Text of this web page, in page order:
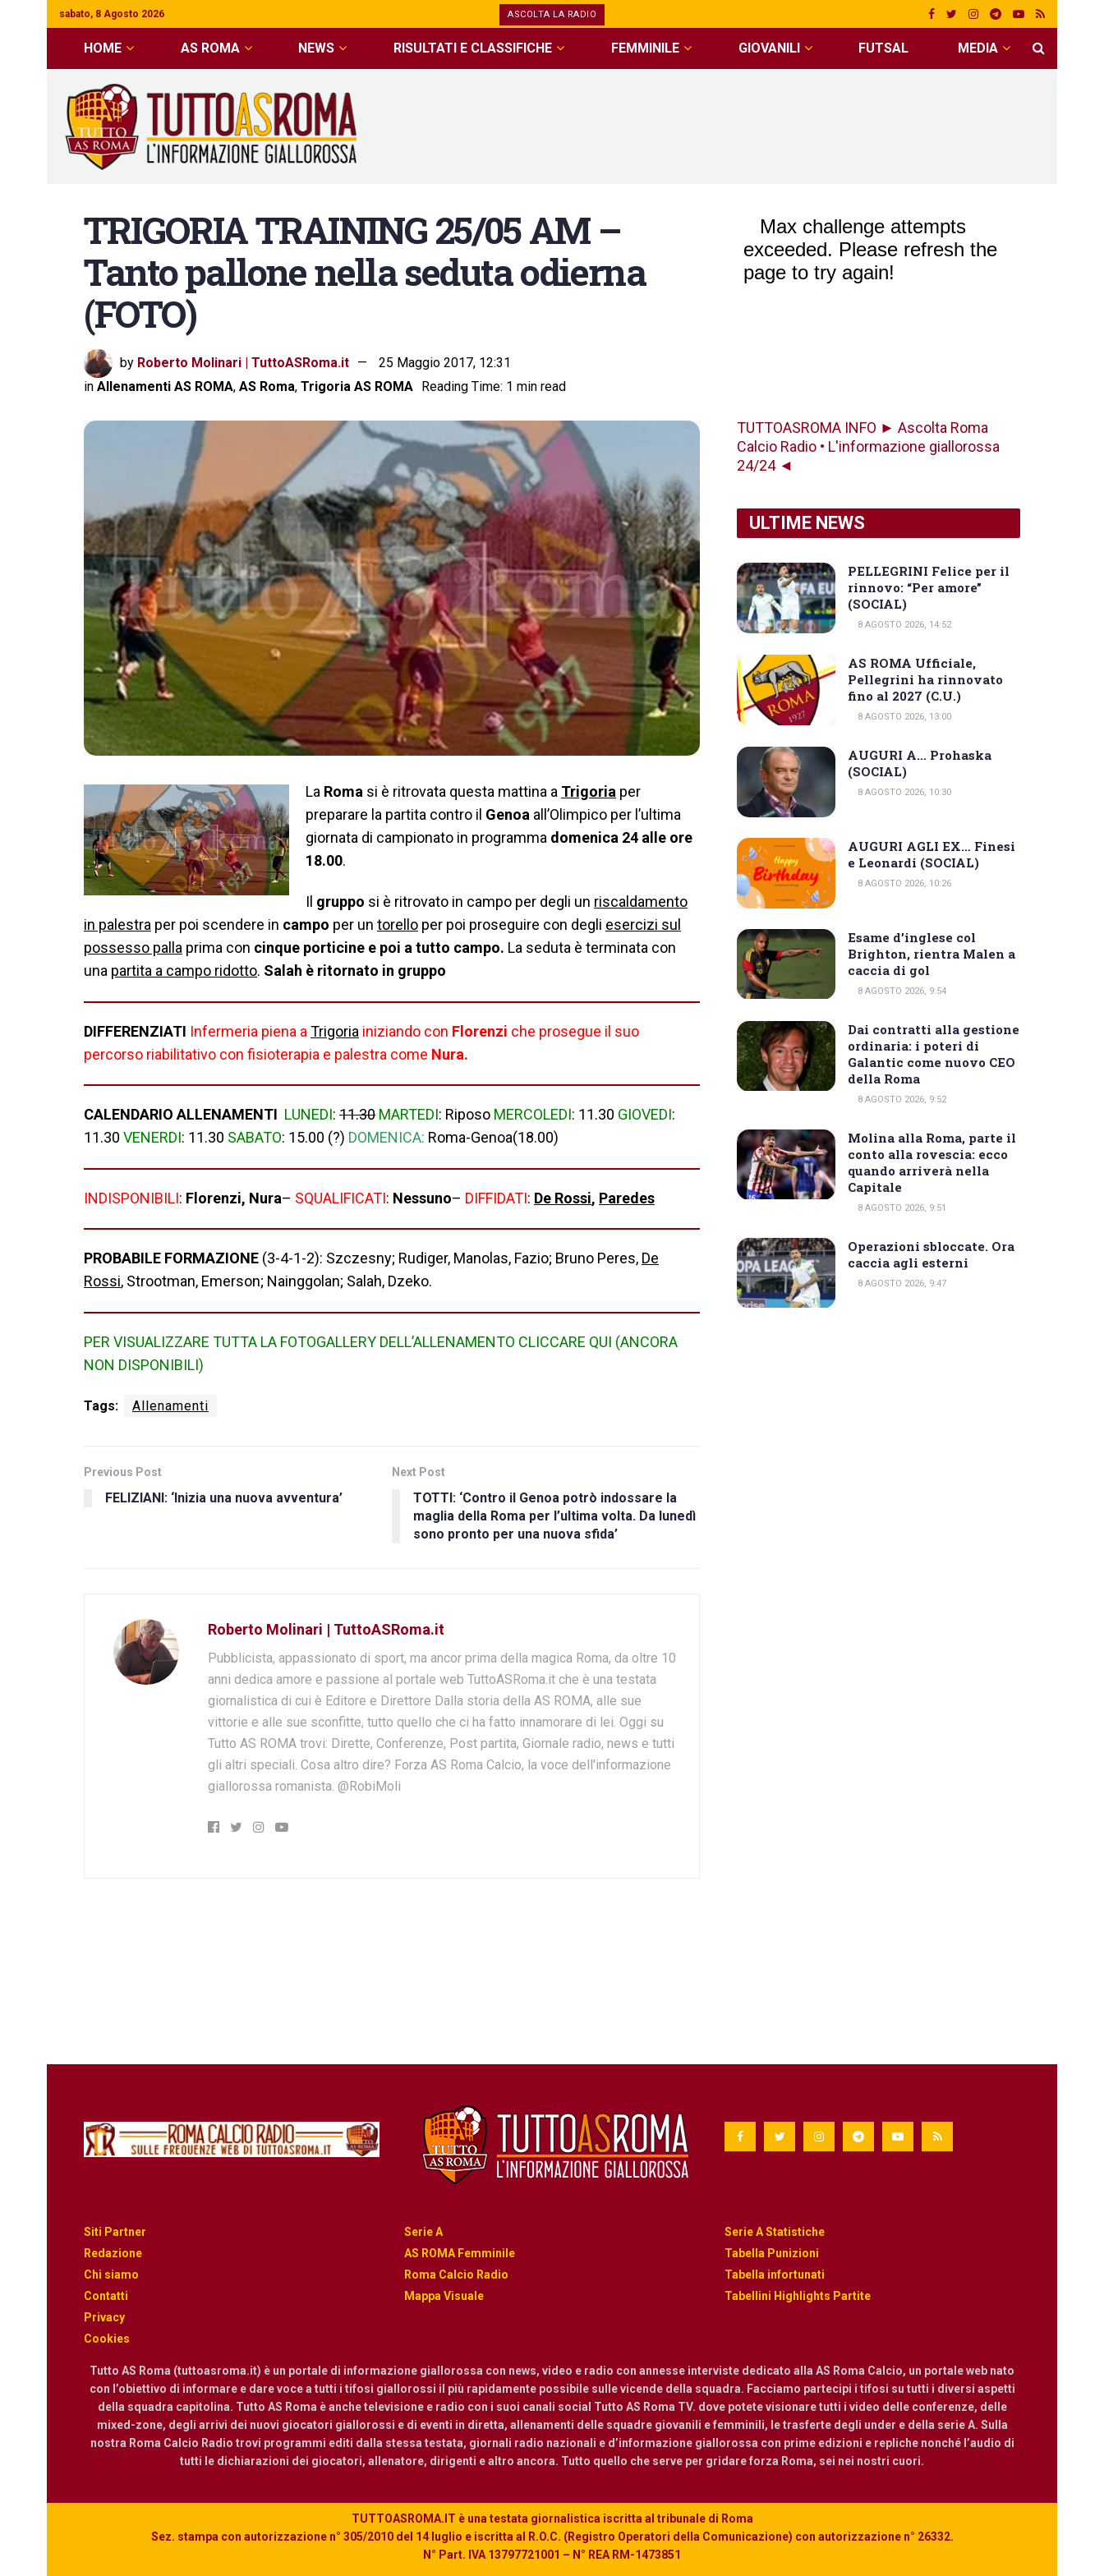
sabato, 8 Agosto 2026 ASCOLTA LA RADIO
HOME AS ROMA NEWS RISULTATI E CLASSIFICHE FEMMINILE GIOVANILI FUTSAL MEDIA
TRIGORIA TRAINING 25/05 AM –
Tanto pallone nella seduta odierna
(FOTO)
by Roberto Molinari | TuttoASRoma.it
25 Maggio 2017, 12:31
in Allenamenti AS ROMA, AS Roma, Trigoria AS ROMA Reading Time: 1 min read
La Roma si è ritrovata questa mattina a Trigoria per
preparare la partita contro il Genoa all’Olimpico per l’ultima
giornata di campionato in programma domenica 24 alle ore
18.00.
Il gruppo si è ritrovato in campo per degli un riscaldamento
in palestra per poi scendere in campo per un torello per poi proseguire con degli esercizi sul
possesso palla prima con cinque porticine e poi a tutto campo. La seduta è terminata con
una partita a campo ridotto. Salah è ritornato in gruppo
DIFFERENZIATI Infermeria piena a Trigoria iniziando con Florenzi che prosegue il suo
percorso riabilitativo con fisioterapia e palestra come Nura.
CALENDARIO ALLENAMENTI LUNEDI: 11.30 MARTEDI: Riposo MERCOLEDI: 11.30 GIOVEDI:
11.30 VENERDI: 11.30 SABATO: 15.00 (?) DOMENICA: Roma-Genoa(18.00)
INDISPONIBILI: Florenzi, Nura– SQUALIFICATI: Nessuno– DIFFIDATI: De Rossi, Paredes
PROBABILE FORMAZIONE (3-4-1-2): Szczesny; Rudiger, Manolas, Fazio; Bruno Peres, De
Rossi, Strootman, Emerson; Nainggolan; Salah, Dzeko.
PER VISUALIZZARE TUTTA LA FOTOGALLERY DELL’ALLENAMENTO CLICCARE QUI (ANCORA
NON DISPONIBILI)
Tags: Allenamenti
Previous Post
FELIZIANI: ‘Inizia una nuova avventura’
Next Post
TOTTI: ‘Contro il Genoa potrò indossare la
maglia della Roma per l’ultima volta. Da lunedì
sono pronto per una nuova sfida’
Roberto Molinari | TuttoASRoma.it
Pubblicista, appassionato di sport, ma ancor prima della magica Roma, da oltre 10
anni dedica amore e passione al portale web TuttoASRoma.it che è una testata
giornalistica di cui è Editore e Direttore Dalla storia della AS ROMA, alle sue
vittorie e alle sue sconfitte, tutto quello che ci ha fatto innamorare di lei. Oggi su
Tutto AS ROMA trovi: Dirette, Conferenze, Post partita, Giornale radio, news e tutti
gli altri speciali. Cosa altro dire? Forza AS Roma Calcio, la voce dell'informazione
giallorossa romanista. @RobiMoli
TUTTOASROMA INFO ► Ascolta Roma
Calcio Radio • L'informazione giallorossa
24/24 ◄
ULTIME NEWS
PELLEGRINI Felice per il
rinnovo: “Per amore”
(SOCIAL)
8 AGOSTO 2026, 14:52
AS ROMA Ufficiale,
Pellegrini ha rinnovato
fino al 2027 (C.U.)
8 AGOSTO 2026, 13:00
AUGURI A… Prohaska
(SOCIAL)
8 AGOSTO 2026, 10:30
AUGURI AGLI EX… Finesi
e Leonardi (SOCIAL)
8 AGOSTO 2026, 10:26
Esame d’inglese col
Brighton, rientra Malen a
caccia di gol
8 AGOSTO 2026, 9:54
Dai contratti alla gestione
ordinaria: i poteri di
Galantic come nuovo CEO
della Roma
8 AGOSTO 2026, 9:52
Molina alla Roma, parte il
conto alla rovescia: ecco
quando arriverà nella
Capitale
8 AGOSTO 2026, 9:51
Operazioni sbloccate. Ora
caccia agli esterni
8 AGOSTO 2026, 9:47
Siti Partner
Redazione
Chi siamo
Contatti
Privacy
Cookies
Serie A
AS ROMA Femminile
Roma Calcio Radio
Mappa Visuale
Serie A Statistiche
Tabella Punizioni
Tabella infortunati
Tabellini Highlights Partite
Tutto AS Roma (tuttoasroma.it) è un portale di informazione giallorossa con news, video e radio con annesse interviste dedicato alla AS Roma Calcio, un portale web nato
con l’obiettivo di informare e dare voce a tutti i tifosi giallorossi il più rapidamente possibile sulle vicende della squadra. Facciamo partecipi i tifosi su tutti i diversi aspetti
della squadra capitolina. Tutto AS Roma è anche televisione e radio con i suoi canali social Tutto AS Roma TV. dove potete visionare tutti i video delle conferenze, delle
mixed-zone, degli arrivi dei nuovi giocatori giallorossi e di eventi in diretta, allenamenti delle squadre giovanili e femminili, le trasferte degli under e della serie A. Sulla
nostra Roma Calcio Radio trovi programmi editi dalla stessa testata, giornali radio nazionali e d’informazione giallorossa con prime edizioni e repliche nonché l’audio di
tutti le dichiarazioni dei giocatori, allenatore, dirigenti e altro ancora. Tutto quello che serve per gridare forza Roma, sei nei nostri cuori.
TUTTOASROMA.IT è una testata giornalistica iscritta al tribunale di Roma
Sez. stampa con autorizzazione n° 305/2010 del 14 luglio e iscritta al R.O.C. (Registro Operatori della Comunicazione) con autorizzazione n° 26332.
N° Part. IVA 13797721001 – N° REA RM-1473851